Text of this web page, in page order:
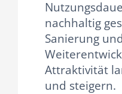
nachhaltig
Sanierung
Attraktivität
und steigern.